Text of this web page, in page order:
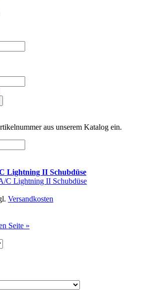
aus unserem Katalog ein.
Lightning II Schubdüse
Versandkosten
Seite »